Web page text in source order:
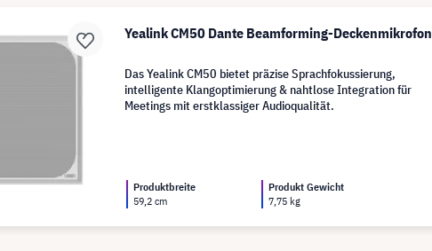
Yealink CM50 Dante Beamforming-Deckenmikrofon
Das Yealink CM50 bietet präzise Sprachfokussierung,
intelligente Klangoptimierung & nahtlose Integration für
Meetings mit erstklassiger Audioqualität.
Produktbreite
59,2 cm
Produkt Gewicht
7,75 kg